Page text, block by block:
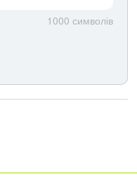
1000 символів